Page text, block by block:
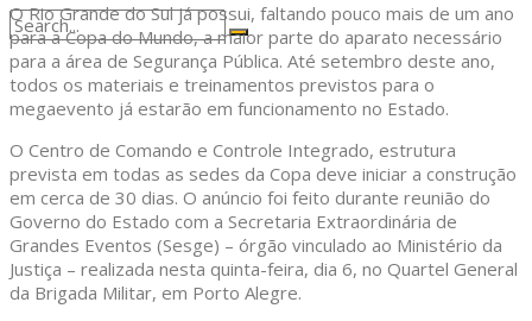
No Result
View All Result
O Rio Grande do Sul já possui, faltando pouco mais de um ano
para a Copa do Mundo, a maior parte do aparato necessário
para a área de Segurança Pública. Até setembro deste ano,
todos os materiais e treinamentos previstos para o
megaevento já estarão em funcionamento no Estado.
O Centro de Comando e Controle Integrado, estrutura
prevista em todas as sedes da Copa deve iniciar a construção
em cerca de 30 dias. O anúncio foi feito durante reunião do
Governo do Estado com a Secretaria Extraordinária de
Grandes Eventos (Sesge) – órgão vinculado ao Ministério da
Justiça – realizada nesta quinta-feira, dia 6, no Quartel General
da Brigada Militar, em Porto Alegre.